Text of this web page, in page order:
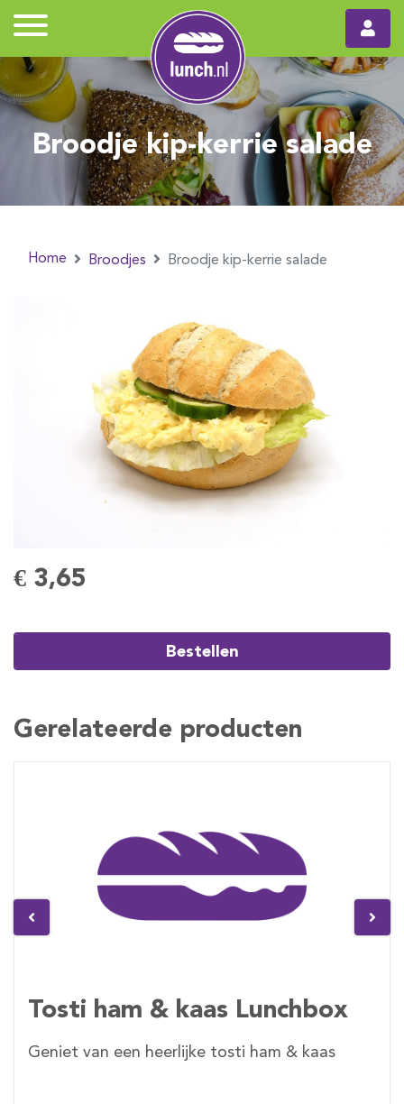
Broodje kip-kerrie salade
Home Broodjes Broodje kip-kerrie salade
€ 3,65
Bestellen
Gerelateerde producten
Tosti ham & kaas Lunchbox
Geniet van een heerlijke tosti ham & kaas